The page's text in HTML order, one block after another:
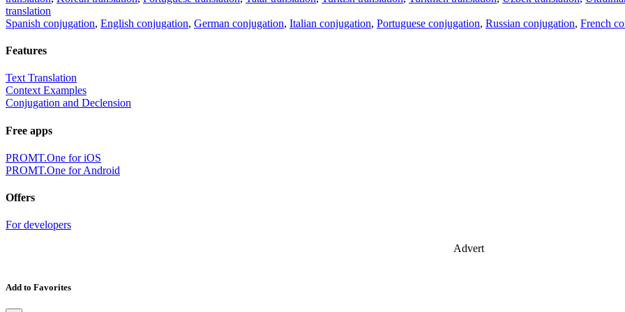
translation
Spanish conjugation, English conjugation, German conjugation, Italian conjugation, Portuguese conjugation, Russian conjugation, French
Features
Text Translation
Context Examples
Conjugation and Declension
Free apps
PROMT.One for iOS
PROMT.One for Android
Offers
For developers
Advert
Add to Favorites